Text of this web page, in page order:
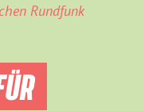
Rundfunk